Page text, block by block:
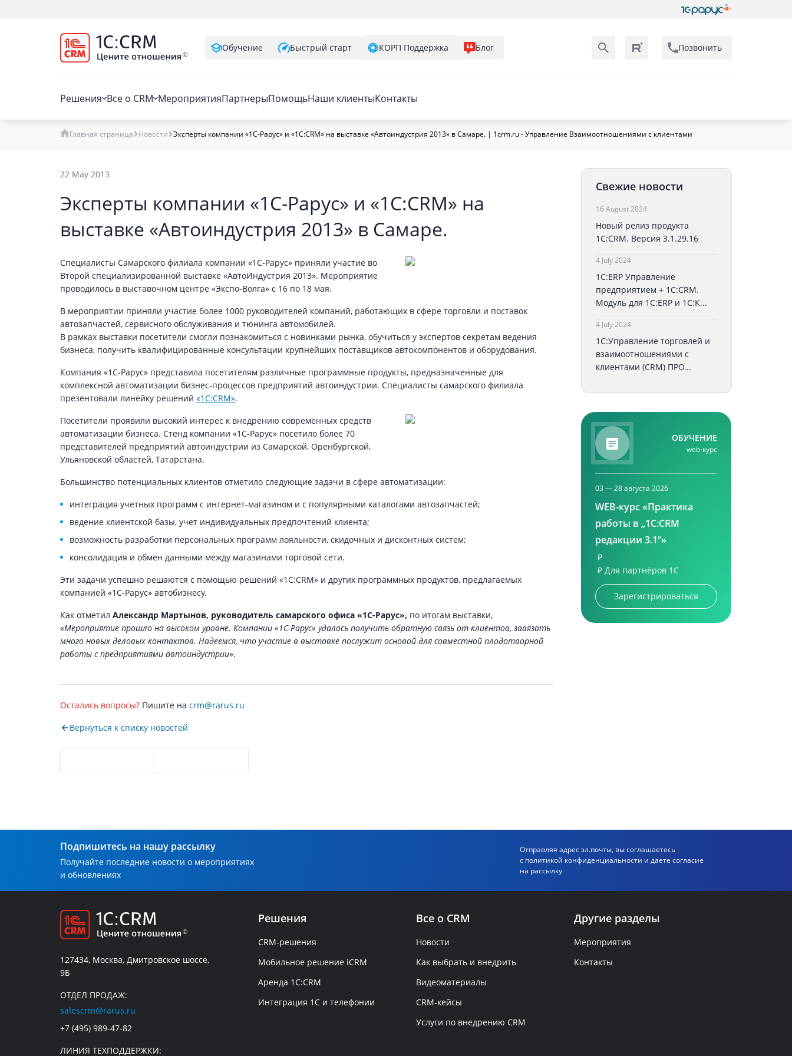
Обучение Быстрый старт КОРП Поддержка Блог Позвонить
Решения Все о CRM МероприятияПартнерыПомощьНаши клиентыКонтакты
Главная страница Новости Эксперты компании «1С-Рарус» и «1С:CRM» на выставке «Автоиндустрия 2013» в Самаре. | 1crm.ru - Управление Взаимоотношениями с клиентами
22 May 2013
Эксперты компании «1С-Рарус» и «1С:CRM» на
выставке «Автоиндустрия 2013» в Самаре.
Специалисты Самарского филиала компании «1С-Рарус» приняли участие во
Второй специализированной выставке «АвтоИндустрия 2013». Мероприятие
проводилось в выставочном центре «Экспо-Волга» с 16 по 18 мая.
В мероприятии приняли участие более 1000 руководителей компаний, работающих в сфере торговли и поставок
автозапчастей, сервисного обслуживания и тюнинга автомобилей.
В рамках выставки посетители смогли познакомиться с новинками рынка, обучиться у экспертов секретам ведения
бизнеса, получить квалифицированные консультации крупнейших поставщиков автокомпонентов и оборудования.
Компания «1С-Рарус» представила посетителям различные программные продукты, предназначенные для
комплексной автоматизации бизнес-процессов предприятий автоиндустрии. Специалисты самарского филиала
презентовали линейку решений «1С:CRM».
Посетители проявили высокий интерес к внедрению современных средств
автоматизации бизнеса. Стенд компании «1С-Рарус» посетило более 70
представителей предприятий автоиндустрии из Самарской, Оренбургской,
Ульяновской областей, Татарстана.
Большинство потенциальных клиентов отметило следующие задачи в сфере автоматизации:
интеграция учетных программ с интернет-магазином и с популярными каталогами автозапчастей;
ведение клиентской базы, учет индивидуальных предпочтений клиента;
возможность разработки персональных программ лояльности, скидочных и дисконтных систем;
консолидация и обмен данными между магазинами торговой сети.
Эти задачи успешно решаются с помощью решений «1С:CRM» и других программных продуктов, предлагаемых
компанией «1С-Рарус» автобизнесу.
Как отметил Александр Мартынов, руководитель самарского офиса «1С-Рарус», по итогам выставки,
«Мероприятие прошло на высоком уровне. Компании «1С-Рарус» удалось получить обратную связь от клиентов, завязать
много новых деловых контактов. Надеемся, что участие в выставке послужит основой для совместной плодотворной
работы с предприятиями автоиндустрии».
Остались вопросы? Пишите на crm@rarus.ru
Вернуться к списку новостей
Свежие новости
16 August 2024
Новый релиз продукта
1С:CRM. Версия 3.1.29.16
4 July 2024
1С:ERP Управление
предприятием + 1С:CRM.
Модуль для 1С:ERP и 1С:К...
4 July 2024
1С:Управление торговлей и
взаимоотношениями с
клиентами (CRM) ПРО...
ОБУЧЕНИЕ
web-курс
03 — 28 августа 2026
WEB-курс «Практика
работы в „1С:CRM
редакции 3.1“»
₽
₽ Для партнёров 1С
Зарегистрироваться
Подпишитесь на нашу рассылку
Получайте последние новости о мероприятиях
и обновлениях
Отправляя адрес эл.почты, вы соглашаетесь
с политикой конфиденциальности и даете согласие
на рассылку
127434, Москва, Дмитровское шоссе,
9Б
ОТДЕЛ ПРОДАЖ:
salescrm@rarus.ru
+7 (495) 989-47-82
ЛИНИЯ ТЕХПОДДЕРЖКИ:
Решения
CRM-решения
Мобильное решение iCRM
Аренда 1C:CRM
Интеграция 1С и телефонии
Все о CRM
Новости
Как выбрать и внедрить
Видеоматериалы
CRM-кейсы
Услуги по внедрению CRM
Другие разделы
Мероприятия
Контакты